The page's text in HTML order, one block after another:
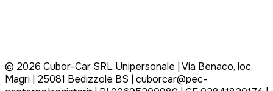
© 2026 Cubor-Car SRL Unipersonale | Via Benaco, loc.
Magri | 25081 Bedizzole BS | cuborcar@pec-